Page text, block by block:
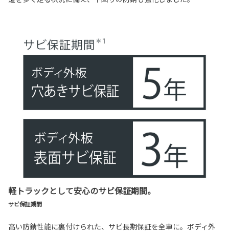
軽トラックとして安心のサビ保証期間。
サビ保証期間
高い防錆性能に裏付けられた、サビ長期保証を全車に。ボディ外